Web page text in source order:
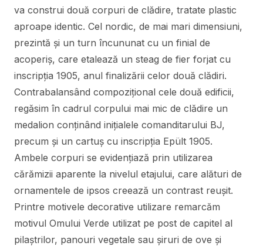
va construi două corpuri de clădire, tratate plastic
aproape identic. Cel nordic, de mai mari dimensiuni,
prezintă și un turn încununat cu un finial de
acoperiș, care etalează un steag de fier forjat cu
inscripția 1905, anul finalizării celor două clădiri.
Contrabalansând compozițional cele două edificii,
regăsim în cadrul corpului mai mic de clădire un
medalion conținând inițialele comanditarului BJ,
precum și un cartuș cu inscripția Epült 1905.
Ambele corpuri se evidențiază prin utilizarea
cărămizii aparente la nivelul etajului, care alături de
ornamentele de ipsos creează un contrast reușit.
Printre motivele decorative utilizare remarcăm
motivul Omului Verde utilizat pe post de capitel al
pilaștrilor, panouri vegetale sau șiruri de ove și